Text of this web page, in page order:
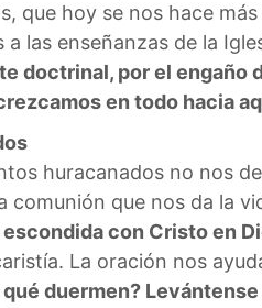
que hoy se nos hace
las enseñanzas de la
doctrinal, por el engaño
en todo hacia
huracanados no nos
comunión que nos da la
con Cristo en
La oración nos
qué duermen?